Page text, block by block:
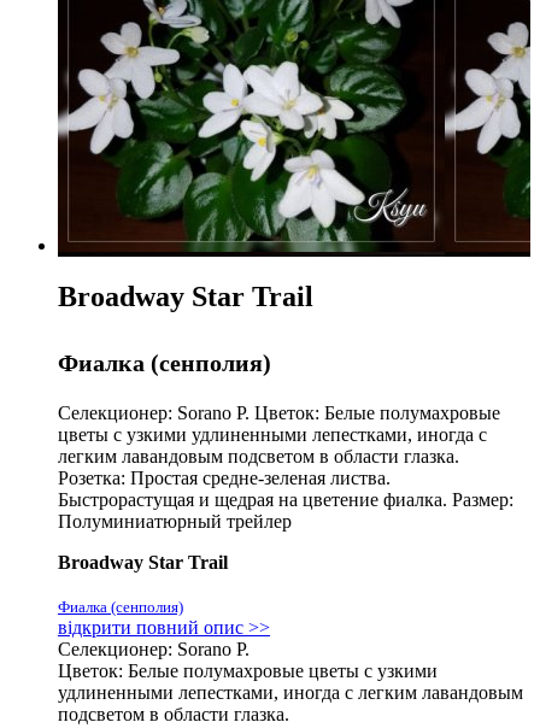
Broadway Star Trail
Фиалка (сенполия)
Селекционер: Sorano P. Цветок: Белые полумахровые
цветы с узкими удлиненными лепестками, иногда с
легким лавандовым подсветом в области глазка.
Розетка: Простая средне-зеленая листва.
Быстрорастущая и щедрая на цветение фиалка. Размер:
Полуминиатюрный трейлер
Broadway Star Trail
Фиалка (сенполия)
відкрити повний опис >>
Селекционер: Sorano P.
Цветок: Белые полумахровые цветы с узкими
удлиненными лепестками, иногда с легким лавандовым
подсветом в области глазка.